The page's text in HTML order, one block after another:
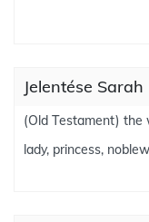
Jelentése Sarah
(Old Testament) the
lady, princess,